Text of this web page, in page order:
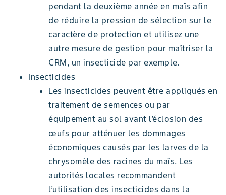
pendant la deuxième année en maïs afin
de réduire la pression de sélection sur le
caractère de protection et utilisez une
autre mesure de gestion pour maîtriser la
CRM, un insecticide par exemple.
Insecticides
Les insecticides peuvent être appliqués en
traitement de semences ou par
équipement au sol avant l’éclosion des
œufs pour atténuer les dommages
économiques causés par les larves de la
chrysomèle des racines du maïs. Les
autorités locales recommandent
l’utilisation des insecticides dans la